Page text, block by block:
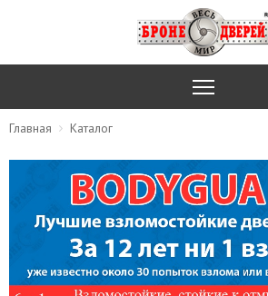
Главная Каталог